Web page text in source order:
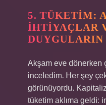
5. TÜKETIM:
İHTIYAÇLAR
Akşam eve dönerken
inceledim. Her şey
görünüyordu.
tüketim aklıma geldi: